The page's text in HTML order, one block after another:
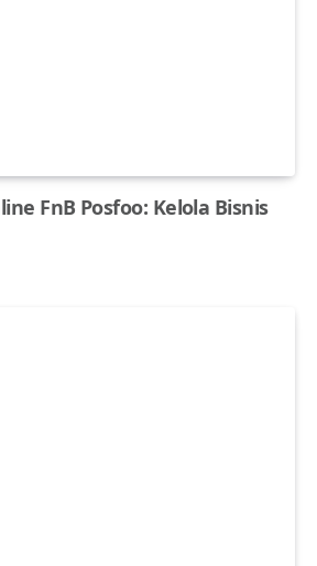
FnB Posfoo: Kelola Bisnis